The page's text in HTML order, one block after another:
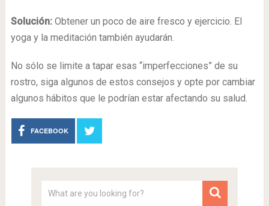
Solución:Obtener un poco de aire fresco y ejercicio. El
yoga y la meditación también ayudarán.
No sólo se limite a tapar esas “imperfecciones” de su
rostro, siga algunos de estos consejos y opte por cambiar
algunos hábitos que le podrían estar afectando su salud.
FACEBOOK